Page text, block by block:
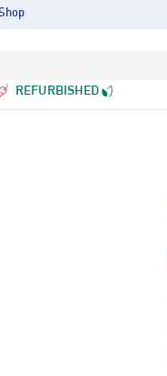
REFURBISHED